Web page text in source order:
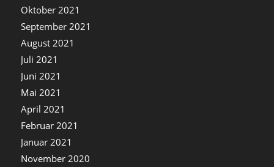
Oktober 2021
September 2021
August 2021
Juli 2021
Juni 2021
Mai 2021
April 2021
Februar 2021
Januar 2021
November 2020